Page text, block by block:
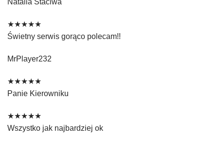
★★★★★
Świetny serwis gorąco polecam!!
MrPlayer232
★★★★★
Panie Kierowniku
★★★★★
Wszystko jak najbardziej ok